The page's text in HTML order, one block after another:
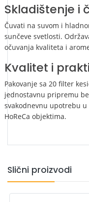
Skladištenje i
Čuvati na suvom i
sunčeve svetlosti.
očuvanja kvaliteta i
Kvalitet i
Pakovanje sa 20 filter
jednostavnu pripremu
svakodnevnu upotrebu
HoReCa objektima.
Slični proizvodi